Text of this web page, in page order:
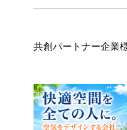
共創パートナー企業